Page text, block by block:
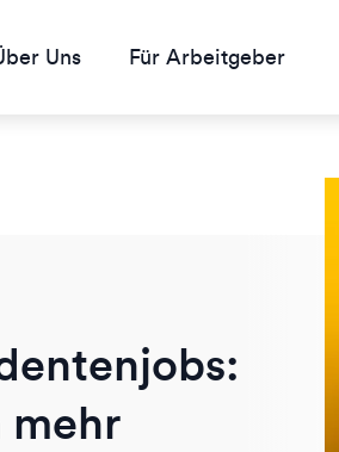
Uns Für Arbeitgeber
mehr